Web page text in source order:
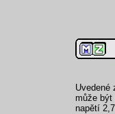
Uvedené
může být
napětí